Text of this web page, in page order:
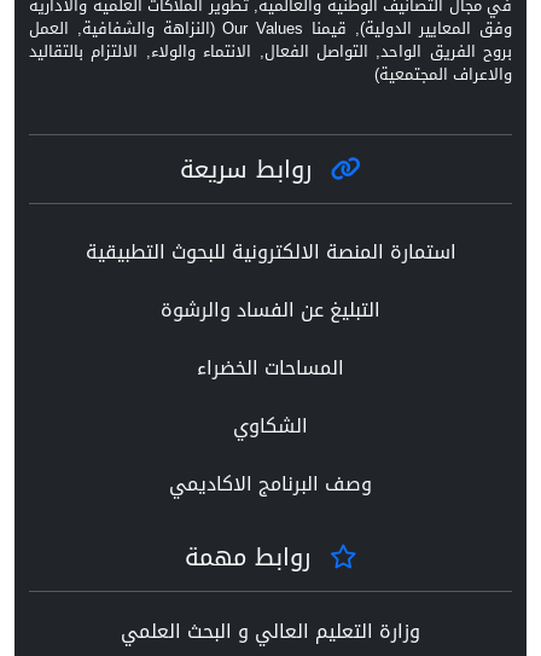
وفق المعايير الدولية), قيمنا Our Values (النزاهة والشفافية, العمل
بروح الفريق الواحد, التواصل الفعال, الانتماء والولاء, الالتزام بالتقاليد
والاعراف المجتمعية)
روابط سريعة
استمارة المنصة الالكترونية للبحوث التطبيقية
التبليغ عن الفساد والرشوة
المساحات الخضراء
الشكاوي
وصف البرنامج الاكاديمي
روابط مهمة
وزارة التعليم العالي و البحث العلمي